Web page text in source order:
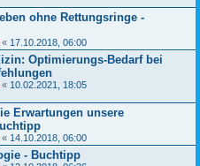
ohne Rettungsringe -
« 17.10.2018, 06:00
Optimierungs-Bedarf bei
« 10.02.2021, 18:05
Erwartungen unsere
« 14.10.2018, 06:00
- Buchtipp